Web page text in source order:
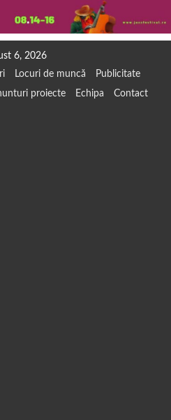
6, 2026
Locuri de muncă
Publicitate
proiecte Echipa Contact